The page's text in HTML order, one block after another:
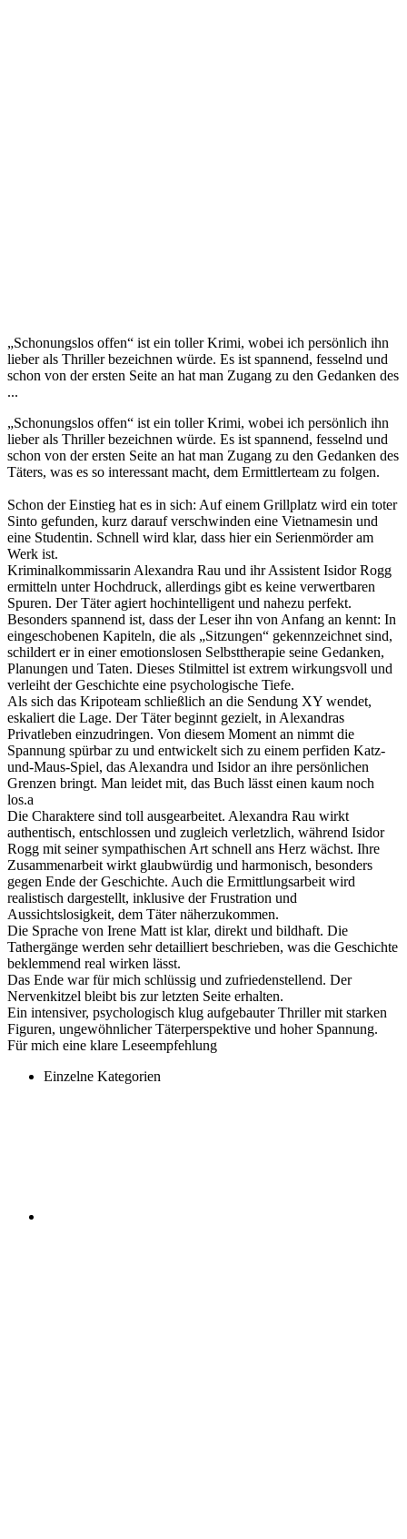
„Schonungslos offen“ ist ein toller Krimi, wobei ich persönlich ihn
lieber als Thriller bezeichnen würde. Es ist spannend, fesselnd und
schon von der ersten Seite an hat man Zugang zu den Gedanken des
...
„Schonungslos offen“ ist ein toller Krimi, wobei ich persönlich ihn
lieber als Thriller bezeichnen würde. Es ist spannend, fesselnd und
schon von der ersten Seite an hat man Zugang zu den Gedanken des
Täters, was es so interessant macht, dem Ermittlerteam zu folgen.
Schon der Einstieg hat es in sich: Auf einem Grillplatz wird ein toter
Sinto gefunden, kurz darauf verschwinden eine Vietnamesin und
eine Studentin. Schnell wird klar, dass hier ein Serienmörder am
Werk ist.
Kriminalkommissarin Alexandra Rau und ihr Assistent Isidor Rogg
ermitteln unter Hochdruck, allerdings gibt es keine verwertbaren
Spuren. Der Täter agiert hochintelligent und nahezu perfekt.
Besonders spannend ist, dass der Leser ihn von Anfang an kennt: In
eingeschobenen Kapiteln, die als „Sitzungen“ gekennzeichnet sind,
schildert er in einer emotionslosen Selbsttherapie seine Gedanken,
Planungen und Taten. Dieses Stilmittel ist extrem wirkungsvoll und
verleiht der Geschichte eine psychologische Tiefe.
Als sich das Kripoteam schließlich an die Sendung XY wendet,
eskaliert die Lage. Der Täter beginnt gezielt, in Alexandras
Privatleben einzudringen. Von diesem Moment an nimmt die
Spannung spürbar zu und entwickelt sich zu einem perfiden Katz-
und-Maus-Spiel, das Alexandra und Isidor an ihre persönlichen
Grenzen bringt. Man leidet mit, das Buch lässt einen kaum noch
los.a
Die Charaktere sind toll ausgearbeitet. Alexandra Rau wirkt
authentisch, entschlossen und zugleich verletzlich, während Isidor
Rogg mit seiner sympathischen Art schnell ans Herz wächst. Ihre
Zusammenarbeit wirkt glaubwürdig und harmonisch, besonders
gegen Ende der Geschichte. Auch die Ermittlungsarbeit wird
realistisch dargestellt, inklusive der Frustration und
Aussichtslosigkeit, dem Täter näherzukommen.
Die Sprache von Irene Matt ist klar, direkt und bildhaft. Die
Tathergänge werden sehr detailliert beschrieben, was die Geschichte
beklemmend real wirken lässt.
Das Ende war für mich schlüssig und zufriedenstellend. Der
Nervenkitzel bleibt bis zur letzten Seite erhalten.
Ein intensiver, psychologisch klug aufgebauter Thriller mit starken
Figuren, ungewöhnlicher Täterperspektive und hoher Spannung.
Für mich eine klare Leseempfehlung
Einzelne Kategorien